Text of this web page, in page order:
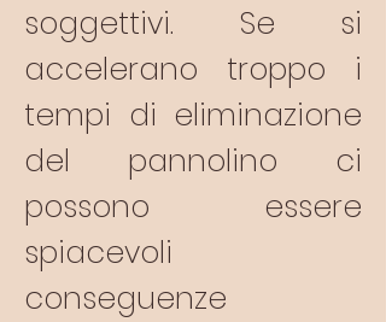
soggettivi. Se si
accelerano troppo i
tempi di eliminazione
del pannolino ci
possono essere
spiacevoli
conseguenze